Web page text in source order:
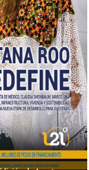
con visión
en